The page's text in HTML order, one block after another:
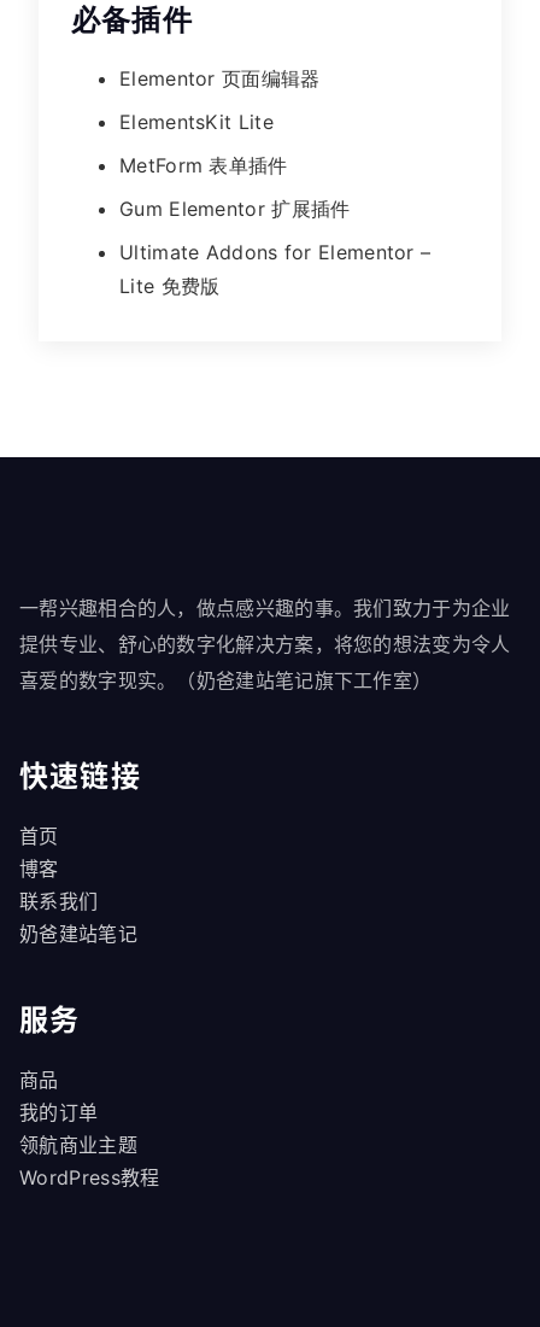
必备插件
Elementor 页面编辑器
ElementsKit Lite
MetForm 表单插件
Gum Elementor 扩展插件
Ultimate Addons for Elementor –
Lite 免费版
一帮兴趣相合的人，做点感兴趣的事。我们致力于为企业
提供专业、舒心的数字化解决方案，将您的想法变为令人
喜爱的数字现实。（奶爸建站笔记旗下工作室）
快速链接
首页
博客
联系我们
奶爸建站笔记
服务
商品
我的订单
领航商业主题
WordPress教程